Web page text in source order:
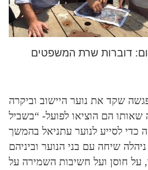
דוברות שרת המשפטים
שקד את נוער היישוב וביקרה
שאותו הם הוציאו לפועל- “בשביל
כדי לסייע לנוער עתניאל בהמשך
שיחה עם בני הנוער וביניהם
על חוסן ועל חשיבות השמירה על